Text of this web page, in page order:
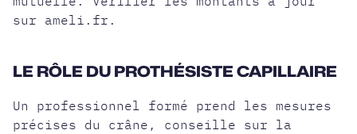
sur ameli.fr.
LE RÔLE DU PROTHÉSISTE CAPILLAIRE
Un professionnel formé prend les mesures
précises du crâne, conseille sur la